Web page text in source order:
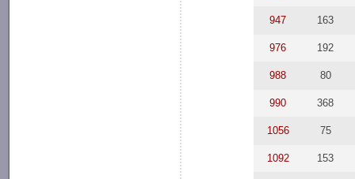
947 163
976 192
988 80
990 368
1056 75
1092 153